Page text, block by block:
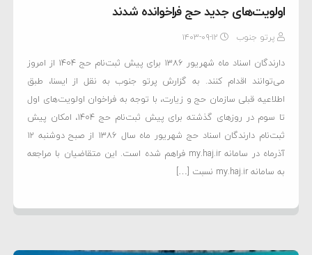
اولویت‌های جدید حج فراخوانده شدند
پرتو جنوب ۱۴۰۳-۰۹-۱۲
دارندگان اسناد ماه شهریور ۱۳۸۶ برای پیش ثبت‌نام حج ۱۴۰۴ از امروز
می‌توانند اقدام کنند. به گزارش پرتو جنوب به نقل از ایسنا، طبق
اطلاعیه قبلی سازمان حج و زیارت، با توجه به فراخوان اولویت‌های اول
تا سوم در روزهای گذشته برای پیش ثبت‌نام حج ۱۴۰۴، امکان پیش
ثبت‌نام دارندگان اسناد حج شهریور ماه سال ۱۳۸۶ از صبح دوشنبه ۱۲
آذرماه در سامانه my.haj.ir فراهم شده است. این متقاضیان با مراجعه
به سامانه my.haj.ir نسبت […]